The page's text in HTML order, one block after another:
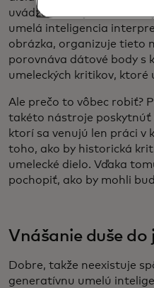
uvádza sa na jeho
umelá inteligencia
obrázka, organizuje tieto
porovnáva dátové body s
umeleckých kritikov,
Ale prečo to vôbec robiť?
takéto nástroje poskytnúť
ktorí sa venujú len práci v
toho, ako by historická
umelecké dielo. Vďaka
pochopiť, ako by mohli
Vnášanie duše do
Dobre, takže neexistuje
generatívnu umelú